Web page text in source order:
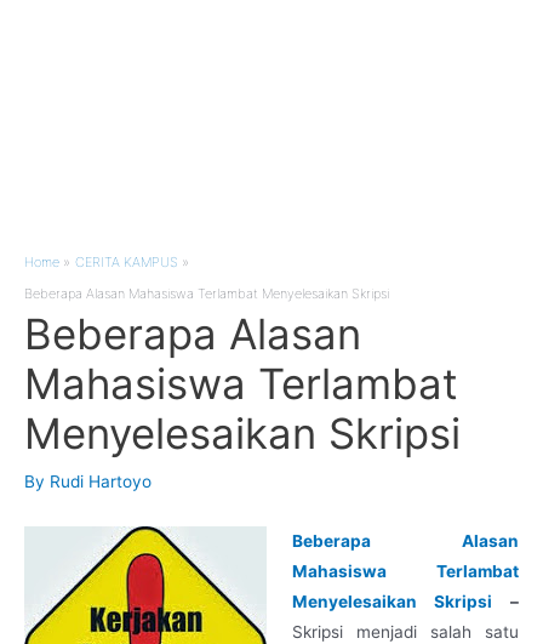
Home
CERITA KAMPUS
Beberapa Alasan Mahasiswa Terlambat Menyelesaikan Skripsi
Beberapa Alasan
Mahasiswa Terlambat
Menyelesaikan Skripsi
By Rudi Hartoyo
Beberapa Alasan
Mahasiswa Terlambat
Menyelesaikan Skripsi –
Skripsi menjadi salah satu